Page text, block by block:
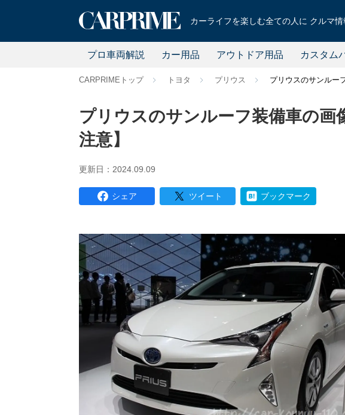
カーライフを楽しむ全ての人に クルマ
プロ車両解説 カー用品 アウトドア用品 カスタム
CARPRIMEトップ トヨタ プリウス プリウスのサンルー
プリウスのサンルーフ装備車の画
注意】
更新日：2024.09.09
シェア ツイート ブックマーク